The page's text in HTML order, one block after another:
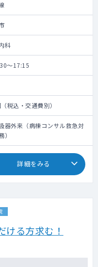
科
～17:15
税込・交通費別）
器外来（病棟コンサル救急対
詳細をみる
ける方求む！